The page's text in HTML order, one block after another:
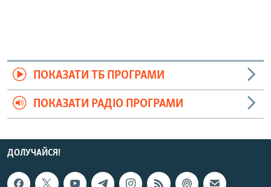
ПОКАЗАТИ ТБ ПРОГРАМИ
ПОКАЗАТИ РАДІО ПРОГРАМИ
ДОЛУЧАЙСЯ!